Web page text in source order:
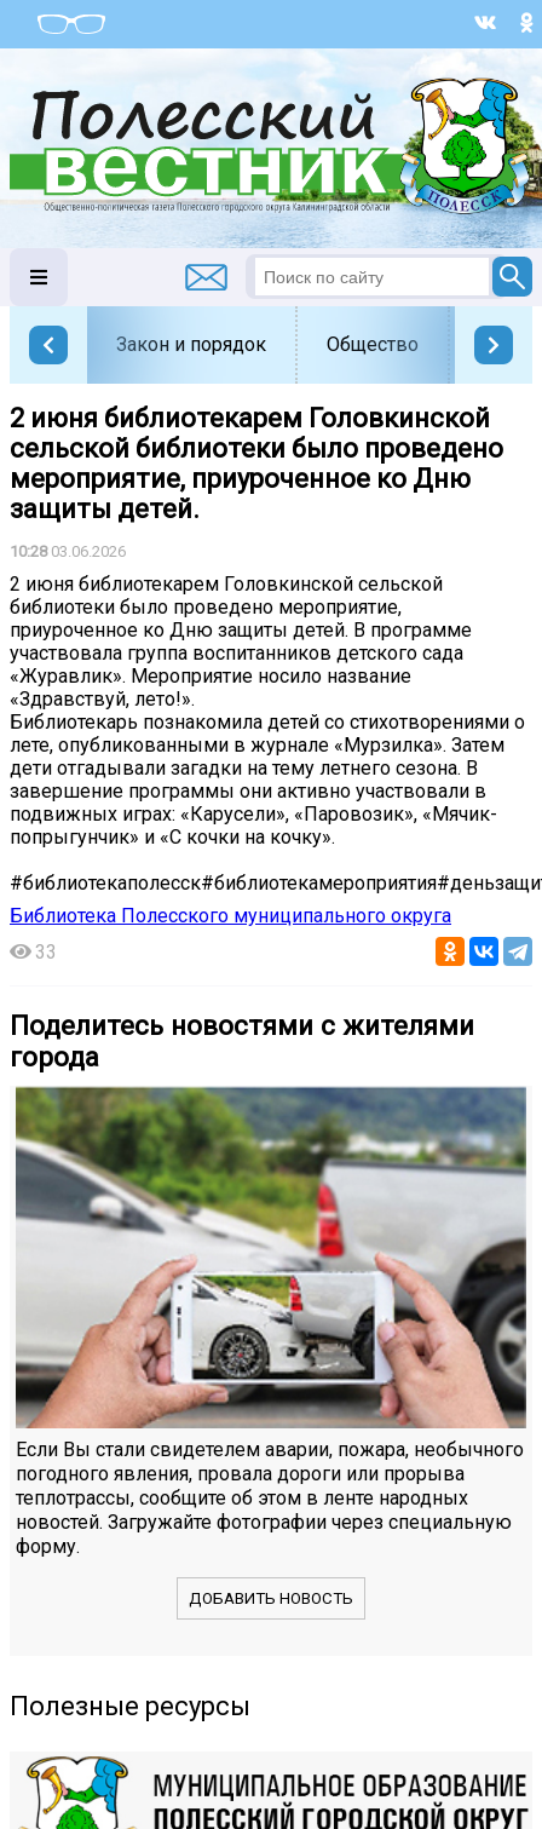
Закон и порядок Общество
2 июня библиотекарем Головкинской
сельской библиотеки было проведено
мероприятие, приуроченное ко Дню
защиты детей.
10:2803.06.2026
2 июня библиотекарем Головкинской сельской
библиотеки было проведено мероприятие,
приуроченное ко Дню защиты детей. В программе
участвовала группа воспитанников детского сада
«Журавлик». Мероприятие носило название
«Здравствуй, лето!».
Библиотекарь познакомила детей со стихотворениями о
лете, опубликованными в журнале «Мурзилка». Затем
дети отгадывали загадки на тему летнего сезона. В
завершение программы они активно участвовали в
подвижных играх: «Карусели», «Паровозик», «Мячик-
попрыгунчик» и «С кочки на кочку».
Библиотека Полесского муниципального округа
33
Поделитесь новостями с жителями
города
Если Вы стали свидетелем аварии, пожара, необычного
погодного явления, провала дороги или прорыва
теплотрассы, сообщите об этом в ленте народных
новостей. Загружайте фотографии через специальную
форму.
ДОБАВИТЬ НОВОСТЬ
Полезные ресурсы